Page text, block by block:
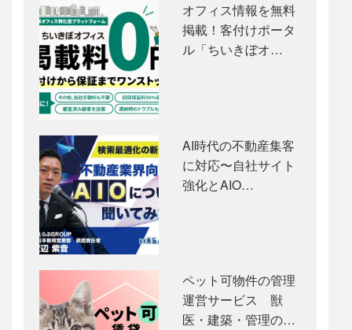
オフィス情報を無料
掲載！客付けポータ
ル「ちいきぼオ…
AI時代の不動産集客
に対応〜自社サイト
強化とAIO…
ペット可物件の管理
運営サービス 獣
医・建築・管理の…